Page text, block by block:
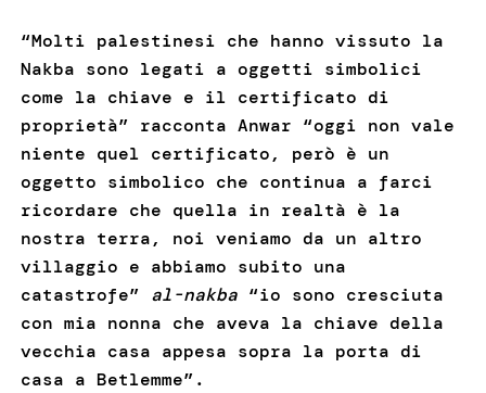
“Molti palestinesi che hanno vissuto la
Nakba sono legati a oggetti simbolici
come la chiave e il certificato di
proprietà” racconta Anwar “oggi non vale
niente quel certificato, però è un
oggetto simbolico che continua a farci
ricordare che quella in realtà è la
nostra terra, noi veniamo da un altro
villaggio e abbiamo subito una
catastrofe” al-nakba“io sono cresciuta
con mia nonna che aveva la chiave della
vecchia casa appesa sopra la porta di
casa a Betlemme”.